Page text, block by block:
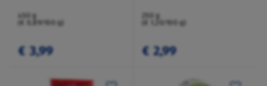
450 g
(€ 0,89/100 g)
€ 3,99
250 g
(€ 1,20/100 g)
€ 2,99